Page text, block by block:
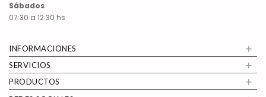
Sábados
07:30 a 12:30 hs.
INFORMACIONES +
SERVICIOS +
PRODUCTOS +